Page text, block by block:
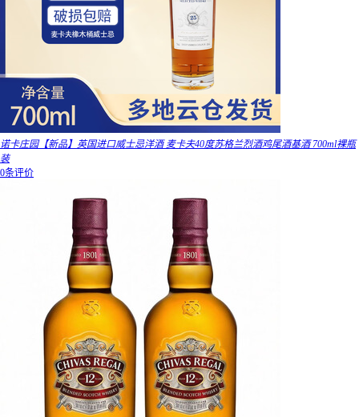
诺卡庄园【新品】英国进口威士忌洋酒 麦卡夫40度苏格兰烈酒鸡尾酒基酒 700ml裸瓶
装
0条评价